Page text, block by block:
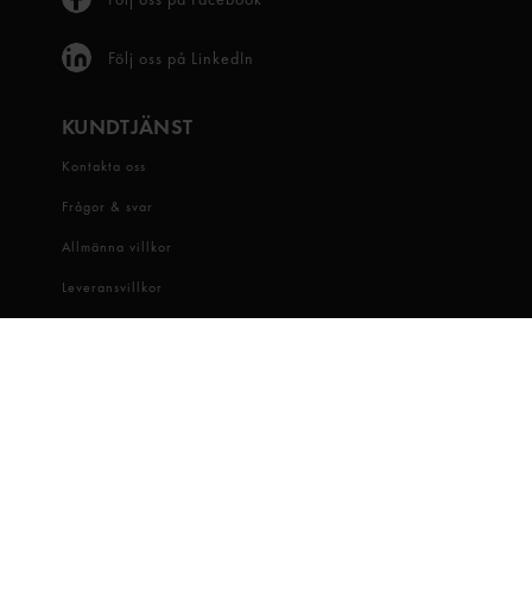
Följ oss på LinkedIn
KUNDTJÄNST
Kontakta oss
Frågor & svar
Allmänna villkor
Leveransvillkor